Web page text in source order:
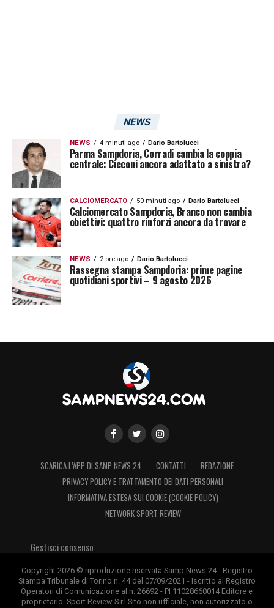
NEWS
NEWS 4 minuti ago Dario Bartolucci
Parma Sampdoria, Corradi cambia la coppia
centrale: Cicconi ancora adattato a sinistra?
CALCIOMERCATO 50 minuti ago Dario Bartolucci
Calciomercato Sampdoria, Branco non cambia
obiettivi: quattro rinforzi ancora da trovare
NEWS 2 ore ago Dario Bartolucci
Rassegna stampa Sampdoria: prime pagine
quotidiani sportivi – 9 agosto 2026
SCARICA L’APP DI SAMP NEWS 24 CONTATTI
REDAZIONE
PRIVACY POLICY E TRATTAMENTO DEI DATI PERSONALI
INFORMATIVA ESTESA SUI COOKIE (COOKIE POLICY)
NETWORK SPORT REVIEW
Gestisci consenso
Copyright 2026 © riproduzione riservata Samp News 24 - Registro
Stampa Tribunale di Torino n. 44 del 07/09/2021 - Iscritto al Registro
Operatori di Comunicazione al n. 26692 - PI 11028660014 Editore e
proprietario: Sport Review S.r.l Sito non ufficiale, non autorizzato o